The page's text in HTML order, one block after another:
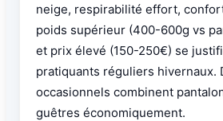
neige, respirabilité effort,
poids supérieur (400-600g vs
et prix élevé (150-250€) se
pratiquants réguliers hivernaux.
occasionnels combinent
guêtres économiquement.